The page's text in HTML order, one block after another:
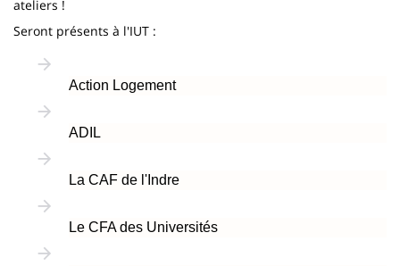
ateliers !
Seront présents à l'IUT :
Action Logement
ADIL
La CAF de l'Indre
Le CFA des Universités